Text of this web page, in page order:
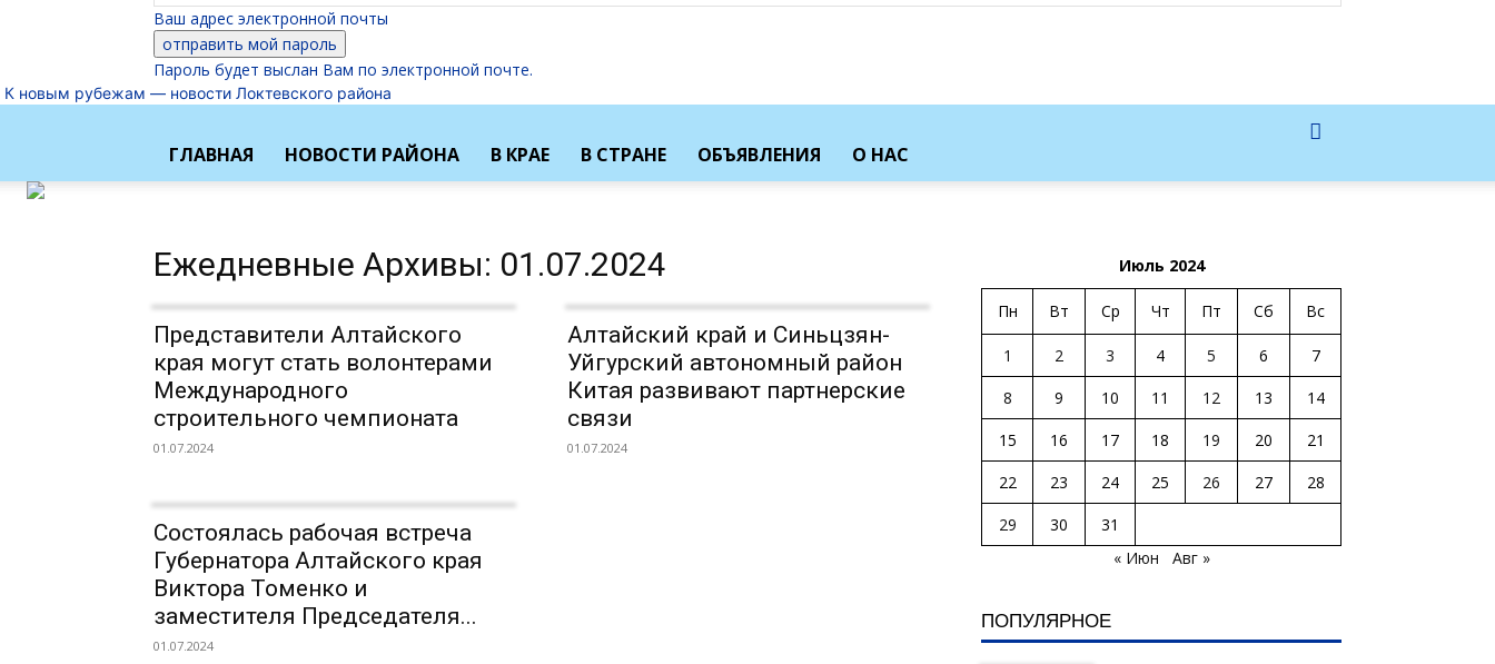
Ваш адрес электронной почты
Пароль будет выслан Вам по электронной почте.
К новым рубежам — новости Локтевского района
ГЛАВНАЯ НОВОСТИ РАЙОНА В КРАЕ В СТРАНЕ ОБЪЯВЛЕНИЯ О НАС
Ежедневные Архивы: 01.07.2024
Представители Алтайского
края могут стать волонтерами
Международного
строительного чемпионата
01.07.2024
Алтайский край и Синьцзян-
Уйгурский автономный район
Китая развивают партнерские
связи
01.07.2024
Состоялась рабочая встреча
Губернатора Алтайского края
Виктора Томенко и
заместителя Председателя...
01.07.2024
Июль 2024
Пн Вт Ср Чт Пт Сб Вс
1 2 3 4 5 6
7
8
9 10 11 12 13
14
15
16 17 18 19 20
21
22
23 24 25 26 27
28
29
30
31
« Июн
Авг »
ПОПУЛЯРНОЕ